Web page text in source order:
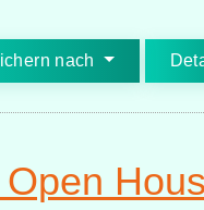
nach
Open